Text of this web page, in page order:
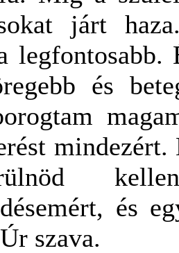
sokat járt
és
mindezért.
és
szava.